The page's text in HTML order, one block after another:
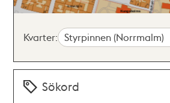
Kvarter: Styrpinnen (Norrmalm)
Sökord